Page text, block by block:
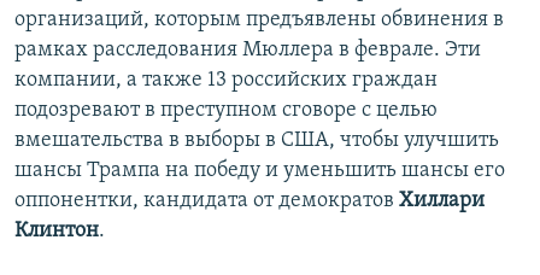
организаций, которым предъявлены обвинения в
рамках расследования Мюллера в феврале. Эти
компании, а также 13 российских граждан
подозревают в преступном сговоре с целью
вмешательства в выборы в США, чтобы улучшить
шансы Трампа на победу и уменьшить шансы его
оппонентки, кандидата от демократов Хиллари
Клинтон.